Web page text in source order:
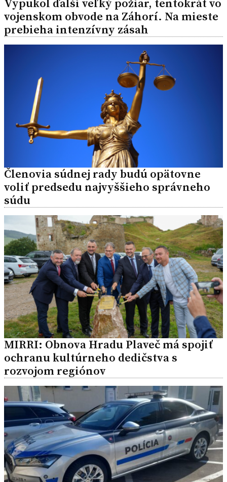
Vypukol ďalší veľký požiar, tentokrát vo
vojenskom obvode na Záhorí. Na mieste
prebieha intenzívny zásah
Členovia súdnej rady budú opätovne
voliť predsedu najvyššieho správneho
súdu
MIRRI: Obnova Hradu Plaveč má spojiť
ochranu kultúrneho dedičstva s
rozvojom regiónov